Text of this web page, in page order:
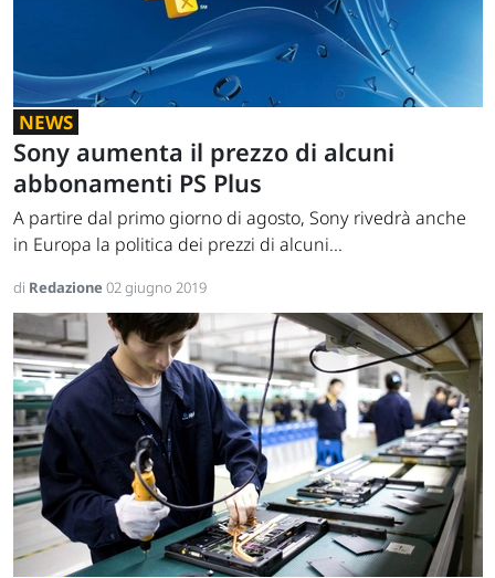
NEWS
Sony aumenta il prezzo di alcuni
abbonamenti PS Plus
A partire dal primo giorno di agosto, Sony rivedrà anche
in Europa la politica dei prezzi di alcuni...
di Redazione02 giugno 2019